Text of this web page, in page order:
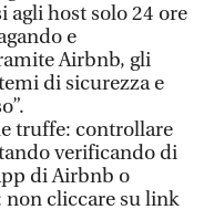
agli host solo 24 ore
e
Airbnb, gli
di sicurezza e
truffe: controllare
verificando di
di Airbnb o
cliccare su link